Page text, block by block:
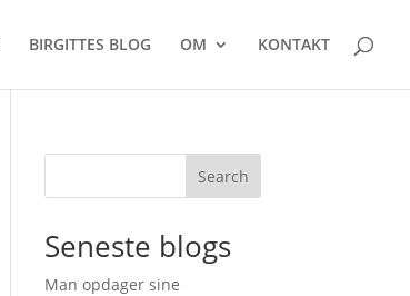
BIRGITTES BLOG OM KONTAKT
Search
Seneste blogs
Man opdager sine